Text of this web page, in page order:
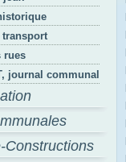
transport
rues
journal communal
Constructions